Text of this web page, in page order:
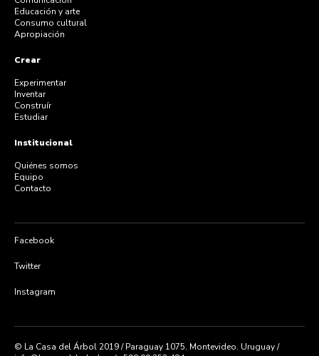
Educación y arte
Consumo cultural
Apropiación
Crear
Experimentar
Inventar
Construír
Estudiar
Institucional
Quiénes somos
Equipo
Contacto
Facebook
Twitter
Instagram
© La Casa del Árbol 2019 / Paraguay 1075. Montevideo. Uruguay /